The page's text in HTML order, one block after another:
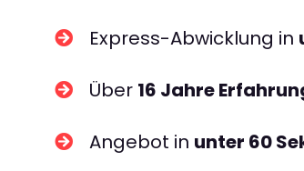
Express-Abwicklung in
Über 16 Jahre
Angebot in unter 60